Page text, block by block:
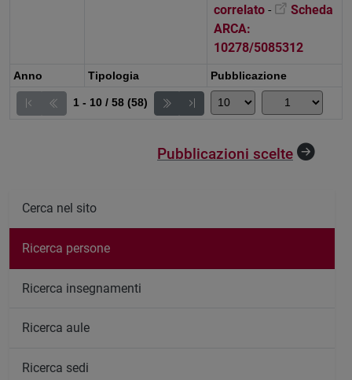
Anno Tipologia Pubblicazione
1 - 10 / 58 (58)
correlato -
Scheda
ARCA:
10278/5085312
Pubblicazioni scelte
Cerca nel sito
Ricerca persone
Ricerca insegnamenti
Ricerca aule
Ricerca sedi